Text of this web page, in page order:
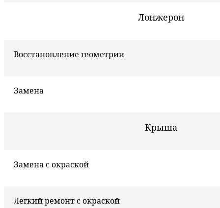
Лонжерон
Восстановление геометрии
Замена
Крыша
Замена с окраской
Легкий ремонт с окраской